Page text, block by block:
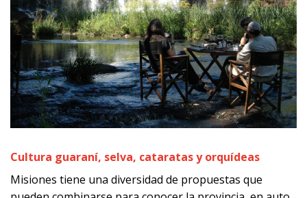
Cultura guaraní, selva, cataratas y orquídeas
Misiones tiene una diversidad de propuestas que